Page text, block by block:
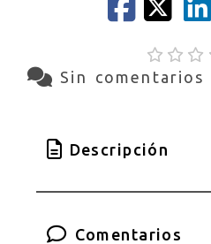
Sin comentarios
Descripción
Comentarios